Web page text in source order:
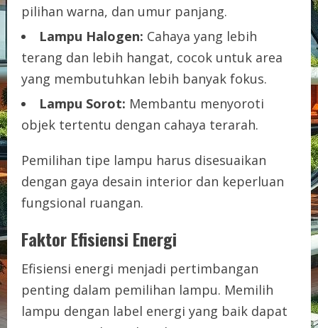
pilihan warna, dan umur panjang.
Lampu Halogen: Cahaya yang lebih
terang dan lebih hangat, cocok untuk area
yang membutuhkan lebih banyak fokus.
Lampu Sorot: Membantu menyoroti
objek tertentu dengan cahaya terarah.
Pemilihan tipe lampu harus disesuaikan
dengan gaya desain interior dan keperluan
fungsional ruangan.
Faktor Efisiensi Energi
Efisiensi energi menjadi pertimbangan
penting dalam pemilihan lampu. Memilih
lampu dengan label energi yang baik dapat